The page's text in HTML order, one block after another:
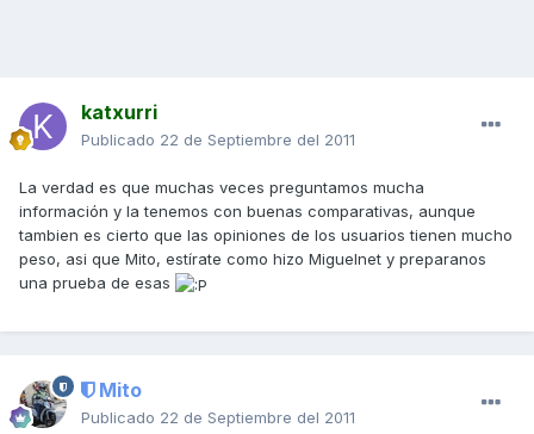
katxurri
Publicado 22 de Septiembre del 2011
La verdad es que muchas veces preguntamos mucha
información y la tenemos con buenas comparativas, aunque
tambien es cierto que las opiniones de los usuarios tienen mucho
peso, asi que Mito, estírate como hizo Miguelnet y preparanos
una prueba de esas
Mito
Publicado 22 de Septiembre del 2011